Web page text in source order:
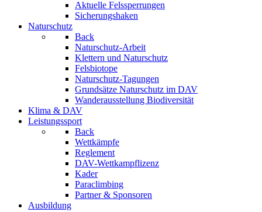
Aktuelle Felssperrungen
Sicherungshaken
Naturschutz
Back
Naturschutz-Arbeit
Klettern und Naturschutz
Felsbiotope
Naturschutz-Tagungen
Grundsätze Naturschutz im DAV
Wanderausstellung Biodiversität
Klima & DAV
Leistungssport
Back
Wettkämpfe
Reglement
DAV-Wettkampflizenz
Kader
Paraclimbing
Partner & Sponsoren
Ausbildung